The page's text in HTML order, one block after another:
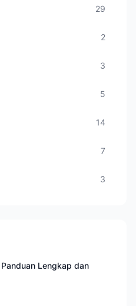
29
2
3
5
14
7
3
Lengkap dan